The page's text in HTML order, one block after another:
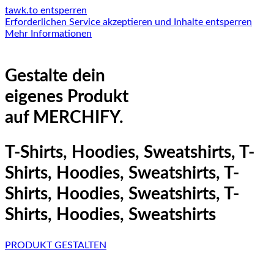
tawk.to entsperren
Erforderlichen Service akzeptieren und Inhalte entsperren
Mehr Informationen
Gestalte dein
eigenes Produkt
auf MERCHIFY.
T-Shirts, Hoodies, Sweatshirts, T-
Shirts, Hoodies, Sweatshirts, T-
Shirts, Hoodies, Sweatshirts, T-
Shirts, Hoodies, Sweatshirts
PRODUKT GESTALTEN